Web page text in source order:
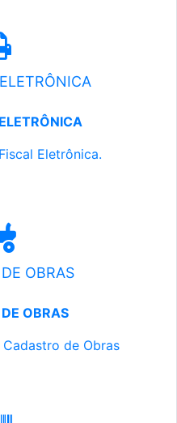
Eletrônica.
OBRAS
OBRAS
de Obras